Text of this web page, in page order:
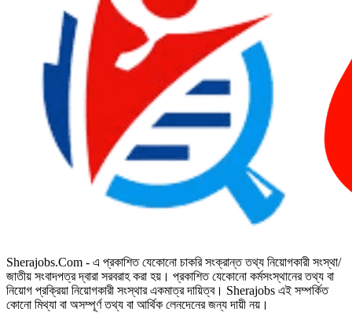
Sherajobs.Com - এ প্রকাশিত যেকোনো চাকরি সংক্রান্ত তথ্য নিয়োগকারী সংস্থা/
জাতীয় সংবাদপত্র দ্বারা সরবরাহ করা হয়। প্রকাশিত যেকোনো কর্মসংস্থানের তথ্য বা
নিয়োগ প্রক্রিয়া নিয়োগকারী সংস্থার একমাত্র দায়িত্ব। Sherajobs এই সম্পর্কিত
কোনো মিথ্যা বা অসম্পূর্ণ তথ্য বা আর্থিক লেনদেনের জন্য দায়ী নয়।